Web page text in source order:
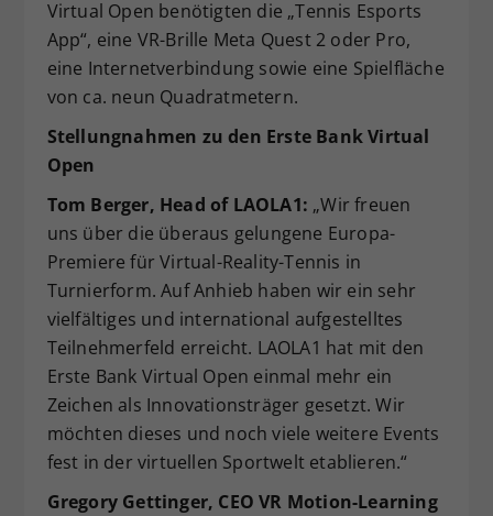
Virtual Open benötigten die „Tennis Esports
App“, eine VR-Brille Meta Quest 2 oder Pro,
eine Internetverbindung sowie eine Spielfläche
von ca. neun Quadratmetern.
Stellungnahmen zu den Erste Bank Virtual
Open
Tom Berger, Head of LAOLA1: „Wir freuen
uns über die überaus gelungene Europa-
Premiere für Virtual-Reality-Tennis in
Turnierform. Auf Anhieb haben wir ein sehr
vielfältiges und international aufgestelltes
Teilnehmerfeld erreicht. LAOLA1 hat mit den
Erste Bank Virtual Open einmal mehr ein
Zeichen als Innovationsträger gesetzt. Wir
möchten dieses und noch viele weitere Events
fest in der virtuellen Sportwelt etablieren.“
Gregory Gettinger, CEO VR Motion-Learning